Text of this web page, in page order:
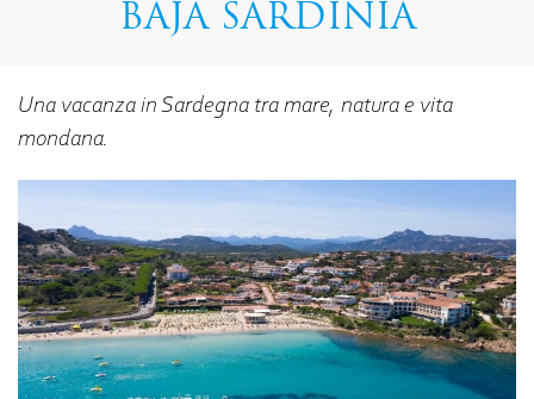
BAJA SARDINIA
Una vacanza in Sardegna tra mare, natura e vita
mondana.